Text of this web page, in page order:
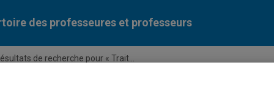
des professeures et professeurs
de recherche pour « Trait...